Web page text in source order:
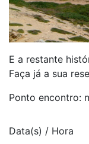
E a restante
Faça já a sua
Ponto encontro:
Data(s) / Hora